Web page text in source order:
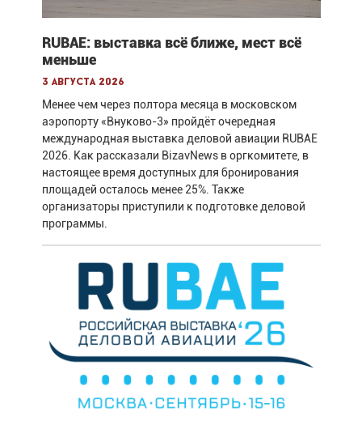
RUBAE: выставка всё ближе, мест всё
меньше
3 августа 2026
Менее чем через полтора месяца в московском
аэропорту «Внуково-3» пройдёт очередная
международная выставка деловой авиации RUBAE
2026. Как рассказали BizavNews в оргкомитете, в
настоящее время доступных для бронирования
площадей осталось менее 25%. Также
организаторы приступили к подготовке деловой
программы.